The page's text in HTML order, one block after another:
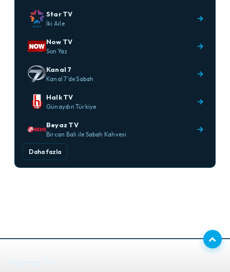
Star TV
İki Aile
→
Now TV
Son Yaz
→
Kanal 7
Kanal 7'de Sabah
→
Halk TV
Günaydın Türkiye
→
Beyaz TV
Bircan Bali ile Sabah Kahvesi
→
Daha fazla